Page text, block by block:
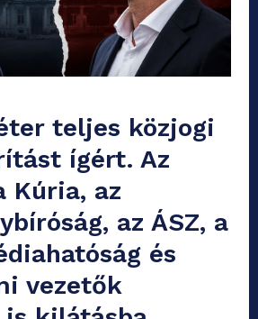
teljes közjogi
ígért. Az
Kúria, az
az ÁSZ, a
és
vezetők